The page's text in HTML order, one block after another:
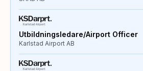
Utbildningsledare/Airport Officer
Karlstad Airport AB